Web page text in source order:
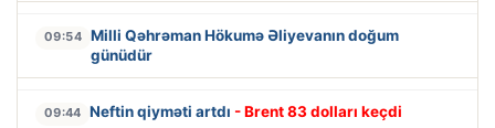
09:54 Milli Qəhrəman Hökumə Əliyevanın doğum
günüdür
09:44 Neftin qiyməti artdı - Brent 83 dolları keçdi